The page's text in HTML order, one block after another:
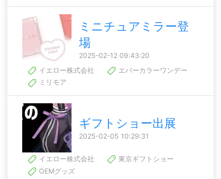
ミニチュアミラー登
場
2025-02-12 09:43:20
イエロー株式会社
エバーカラーワンデー
ミリモア
ギフトショー出展
2025-02-05 10:29:31
イエロー株式会社
東京ギフトショー
OEMグッズ